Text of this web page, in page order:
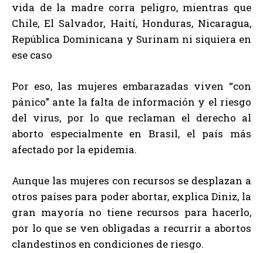
vida de la madre corra peligro, mientras que
Chile, El Salvador, Haití, Honduras, Nicaragua,
República Dominicana y Surinam ni siquiera en
ese caso
Por eso, las mujeres embarazadas viven “con
pánico” ante la falta de información y el riesgo
del virus, por lo que reclaman el derecho al
aborto especialmente en Brasil, el país más
afectado por la epidemia.
Aunque las mujeres con recursos se desplazan a
otros países para poder abortar, explica Diniz, la
gran mayoría no tiene recursos para hacerlo,
por lo que se ven obligadas a recurrir a abortos
clandestinos en condiciones de riesgo.